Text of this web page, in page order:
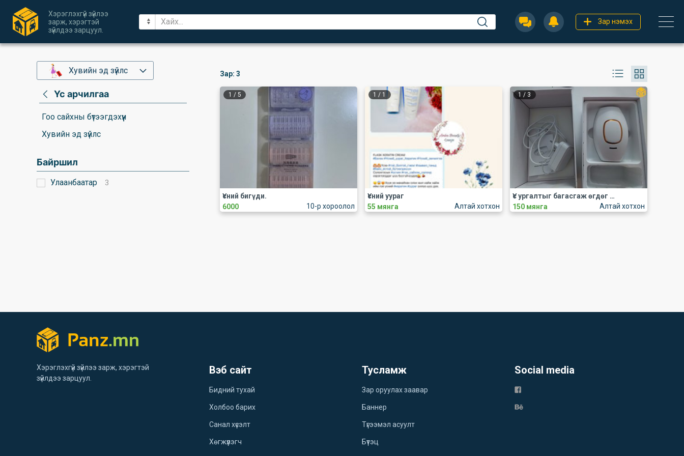
Хэрэглэхгүй зүйлээ
зарж, хэрэгтэй
зүйлдээ зарцуул.
Зар нэмэх
Хувийн эд зүйлс
Үс арчилгаа
Гоо сайхны бүтээгдэхүүн
Хувийн эд зүйлс
Байршил
Улаанбаатар 3
Зар: 3
1 / 5
10-р хороолол
Үсний бигүди.
6000
1 / 1
Алтай хотхон
Үсний уураг
55 мянга
1 / 3
Алтай хотхон
Үс ургалтыг багасгаж өгдөг Лазэр
150 мянга
Хэрэглэхгүй зүйлээ зарж, хэрэгтэй
зүйлдээ зарцуул.
Вэб сайт
Бидний тухай
Холбоо барих
Санал хүсэлт
Хөгжүүлэгч
Тусламж
Зар оруулах заавар
Баннер
Түгээмэл асуулт
Бүтэц
Social media